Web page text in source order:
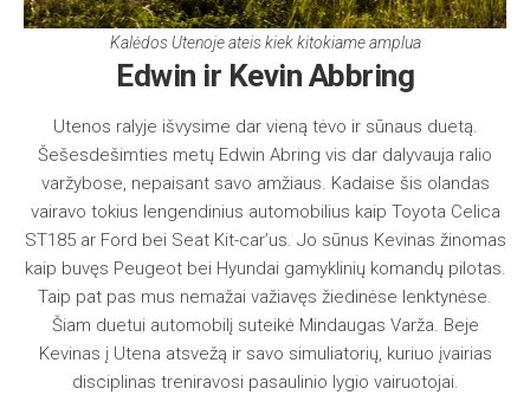
Kalėdos Utenoje ateis kiek kitokiame amplua
Edwin ir Kevin Abbring
Utenos ralyje išvysime dar vieną tėvo ir sūnaus duetą.
Šešesdešimties metų Edwin Abring vis dar dalyvauja ralio
varžybose, nepaisant savo amžiaus. Kadaise šis olandas
vairavo tokius lengendinius automobilius kaip Toyota Celica
ST185 ar Ford bei Seat Kit-car’us. Jo sūnus Kevinas žinomas
kaip buvęs Peugeot bei Hyundai gamyklinių komandų pilotas.
Taip pat pas mus nemažai važiavęs žiedinėse lenktynėse.
Šiam duetui automobilį suteikė Mindaugas Varža. Beje
Kevinas į Utena atsvežą ir savo simuliatorių, kuriuo įvairias
disciplinas treniravosi pasaulinio lygio vairuotojai.